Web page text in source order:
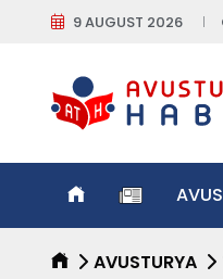
9 AUGUST 2026
AVUSTURYA